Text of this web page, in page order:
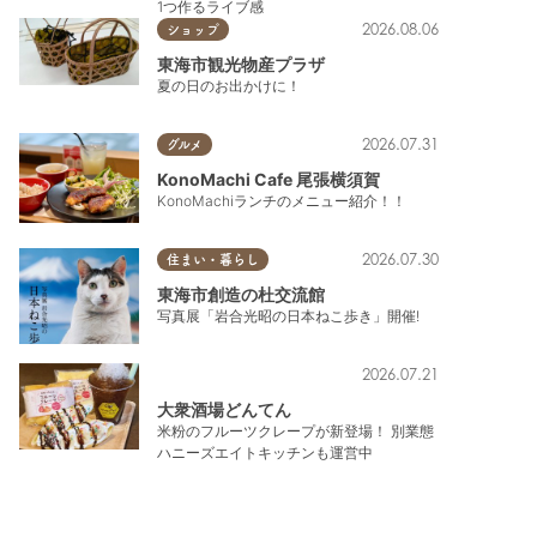
1つ作るライブ感
ショップ 2026.08.06
東海市観光物産プラザ
夏の日のお出かけに！
グルメ 2026.07.31
KonoMachi Cafe 尾張横須賀
KonoMachiランチのメニュー紹介！！
住まい・暮らし 2026.07.30
東海市創造の杜交流館
写真展「岩合光昭の日本ねこ歩き」開催!
2026.07.21
大衆酒場どんてん
米粉のフルーツクレープが新登場！ 別業態
ハニーズエイトキッチンも運営中